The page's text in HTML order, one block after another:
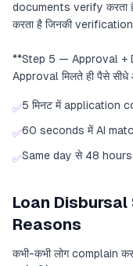
documents verify करता
करता है जिनकी
**Step 5 — Approval +
Approval मिलते ही पैसे
✅5 मिनट में application
✅60 seconds में AI
✅Same day से 48
Loan Disbursal
Reasons
कभी-कभी लोग complain